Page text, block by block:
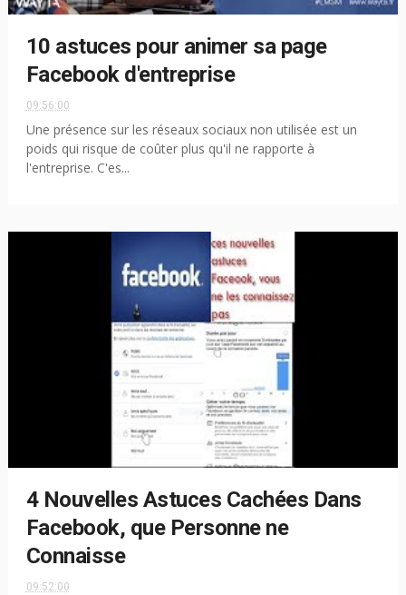
10 astuces pour animer sa page
Facebook d'entreprise
09:56:00
Une présence sur les réseaux sociaux non utilisée est un
poids qui risque de coûter plus qu'il ne rapporte à
l'entreprise. C'es...
4 Nouvelles Astuces Cachées Dans
Facebook, que Personne ne
Connaisse
09:52:00